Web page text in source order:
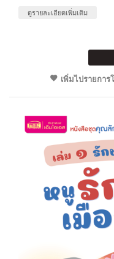
ดูรายละเอียดเพิ่มเติม
เพิ่มไปรายการ